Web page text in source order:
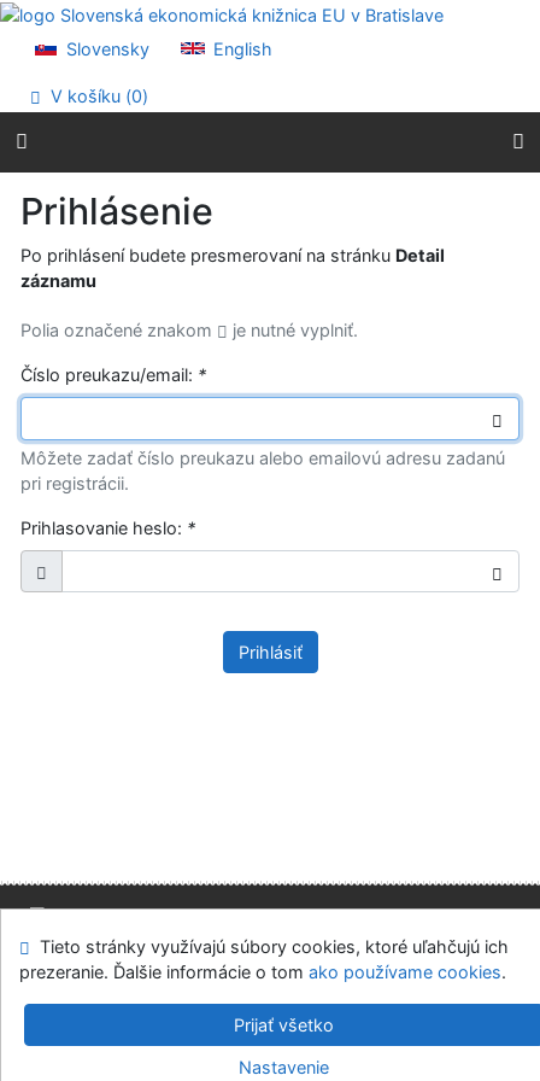
Prejsť na obsah
Prehlásenie o webovej prístupnosti
Slovensky English
V košíku (0)
Prihlásenie
Po prihlásení budete presmerovaní na stránku Detail
záznamu
Polia označené znakom je nutné vyplniť.
Číslo preukazu/email: *
Môžete zadať číslo preukazu alebo emailovú adresu zadanú
pri registrácii.
Prihlasovanie heslo: *
Prihlásiť
Mapa stránok Prístupnosť
Súkromie
Modul OpenSearch
Napíšte nám Nastavenie cookies
Slovenská ekonomická knižnica EU v Bratislave
v.4.8.63a-Cosmotron Slovakia, s.r.o.
Tieto stránky využívajú súbory cookies, ktoré uľahčujú ich
prezeranie. Ďalšie informácie o tom ako používame cookies.
Prijať všetko
Nastavenie